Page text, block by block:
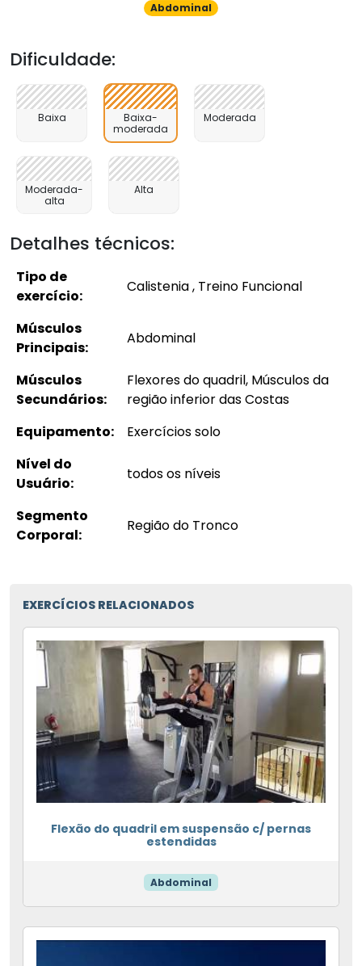
Abdominal
Dificuldade:
Baixa
Baixa-
moderada
Moderada
Moderada-
alta
Alta
Detalhes técnicos:
Tipo de
exercício:
Calistenia , Treino Funcional
Músculos
Principais:
Abdominal
Músculos
Secundários:
Flexores do quadril, Músculos da
região inferior das Costas
Equipamento:
Exercícios solo
Nível do
Usuário:
todos os níveis
Segmento
Corporal:
Região do Tronco
EXERCÍCIOS RELACIONADOS
Flexão do quadril em suspensão c/ pernas
estendidas
Abdominal